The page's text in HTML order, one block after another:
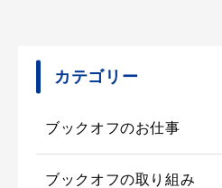
カテゴリー
ブックオフのお仕事
ブックオフの取り組み